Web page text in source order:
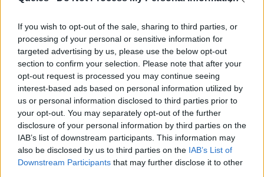
If you wish to opt-out of the sale, sharing to third parties, or
processing of your personal or sensitive information for
targeted advertising by us, please use the below opt-out
section to confirm your selection. Please note that after your
opt-out request is processed you may continue seeing
interest-based ads based on personal information utilized by
us or personal information disclosed to third parties prior to
your opt-out. You may separately opt-out of the further
disclosure of your personal information by third parties on the
IAB’s list of downstream participants. This information may
also be disclosed by us to third parties on the IAB’s List of
Downstream Participants that may further disclose it to other
Publicidad